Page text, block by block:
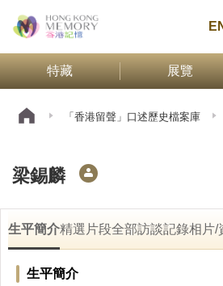
特藏 展覽
「香港留聲」口述歷史檔案庫
梁錫麟
生平簡介精選片段全部訪談記錄相片/
生平簡介